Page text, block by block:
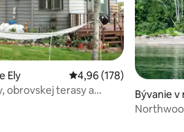
5, počet hodnotení: 139
Ely Priemerné
4,96 (178)
obrovskej terasy a
Bývanie v